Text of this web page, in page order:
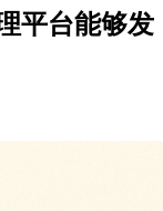
平台能够发